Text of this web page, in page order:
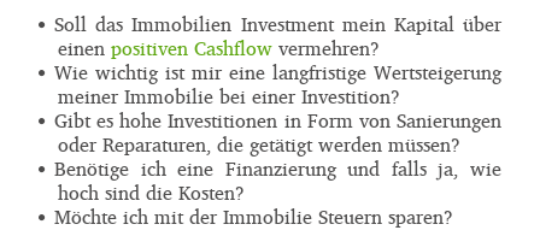
Soll das Immobilien Investment mein Kapital über
einenpositiven Cashflowvermehren?
Wie wichtig ist mir eine langfristige Wertsteigerung
meiner Immobilie bei einer Investition?
Gibt es hohe Investitionen in Form von Sanierungen
oder Reparaturen, die getätigt werden müssen?
Benötige ich eine Finanzierung und falls ja, wie
hoch sind die Kosten?
Möchte ich mit der Immobilie Steuern sparen?